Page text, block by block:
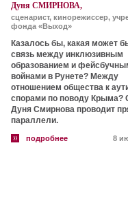
Дуня СМИРНОВА,
сценарист, кинорежиссер,
фонда «Выход»
Казалось бы, какая может
связь между инклюзивным
образованием и
войнами в Рунете? Между
отношением общества к
спорами по поводу Крыма?
Дуня Смирнова проводит
параллели.
подробнее 8